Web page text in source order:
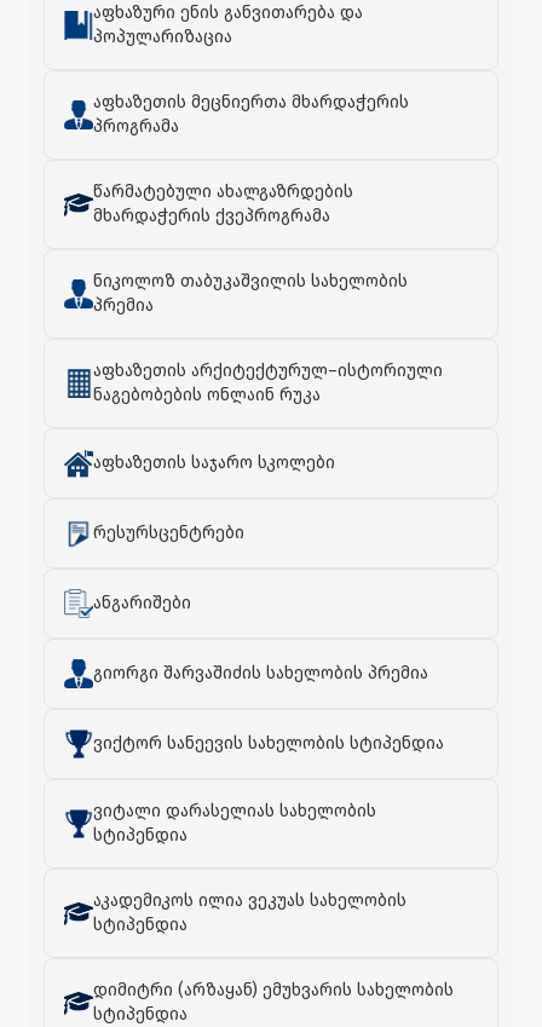
აფხაზური ენის განვითარება და
პოპულარიზაცია
აფხაზეთის მეცნიერთა მხარდაჭერის
პროგრამა
წარმატებული ახალგაზრდების
მხარდაჭერის ქვეპროგრამა
ნიკოლოზ თაბუკაშვილის სახელობის
პრემია
აფხაზეთის არქიტექტურულ–ისტორიული
ნაგებობების ონლაინ რუკა
აფხაზეთის საჯარო სკოლები
რესურსცენტრები
ანგარიშები
გიორგი შარვაშიძის სახელობის პრემია
ვიქტორ სანეევის სახელობის სტიპენდია
ვიტალი დარასელიას სახელობის
სტიპენდია
აკადემიკოს ილია ვეკუას სახელობის
სტიპენდია
დიმიტრი (არზაყან) ემუხვარის სახელობის
სტიპენდია